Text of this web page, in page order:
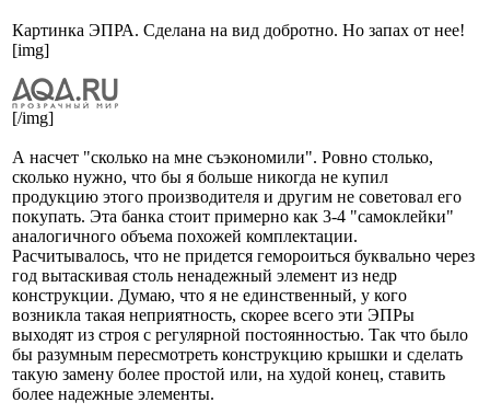
Картинка ЭПРА. Сделана на вид добротно. Но запах от нее!
[img]
[/img]
А насчет "сколько на мне съэкономили". Ровно столько,
сколько нужно, что бы я больше никогда не купил
продукцию этого производителя и другим не советовал его
покупать. Эта банка стоит примерно как 3-4 "самоклейки"
аналогичного объема похожей комплектации.
Расчитывалось, что не придется гемороиться буквально через
год вытаскивая столь ненадежный элемент из недр
конструкции. Думаю, что я не единственный, у кого
возникла такая неприятность, скорее всего эти ЭПРы
выходят из строя с регулярной постоянностью. Так что было
бы разумным пересмотреть конструкцию крышки и сделать
такую замену более простой или, на худой конец, ставить
более надежные элементы.